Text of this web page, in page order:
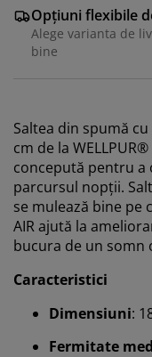
Opțiuni flexibile
Alege varianta de
bine
Saltea din spumă cu
cm de la
concepută pentru
parcursul nopții.
se mulează bine pe
AIR ajută la
bucura de un somn
Caracteristici
Dimensiuni:
Fermitate